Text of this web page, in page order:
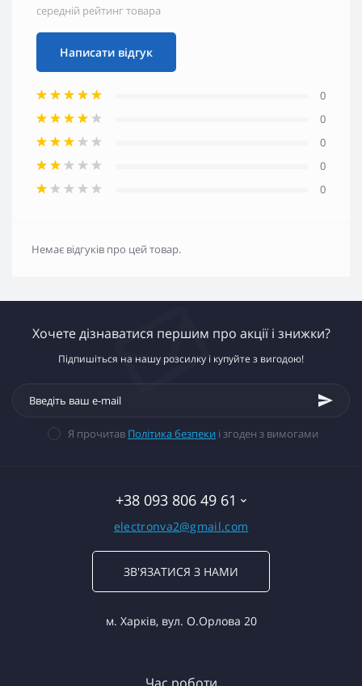
середній рейтинг товара
Написати відгук
0
0
0
0
0
Немає відгуків про цей товар.
Хочете дізнаватися першим про акції і знижки?
Підпишіться на нашу розсилку і купуйте з вигодою!
Я прочитав Політика безпеки і згоден з вимогами
+38 093 806 49 61
electronva2@gmail.com
ЗВ'ЯЗАТИСЯ З НАМИ
м. Харків, вул. О.Орлова 20